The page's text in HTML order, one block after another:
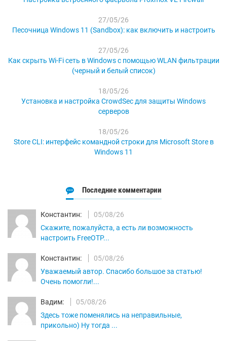
27/05/26
Песочница Windows 11 (Sandbox): как включить и настроить
27/05/26
Как скрыть Wi-Fi сеть в Windows с помощью WLAN фильтрации
(черный и белый список)
18/05/26
Установка и настройка CrowdSec для защиты Windows
серверов
18/05/26
Store CLI: интерфейс командной строки для Microsoft Store в
Windows 11
Последние комментарии
Константин:
05/08/26
Скажите, пожалуйста, а есть ли возможность
настроить FreeOTP...
Константин:
05/08/26
Уважаемый автор. Спасибо большое за статью!
Очень помогли!...
Вадим:
05/08/26
Здесь тоже поменялись на неправильные,
прикольно) Ну тогда ...